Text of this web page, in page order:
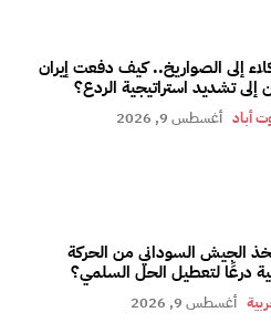
إلى الصواريخ.. كيف دفعت إيران
تشديد استراتيجية الردع؟
أباد أغسطس 9, 2026
الجيش السوداني من الحركة
درعًا لتعطيل الحل السلمي؟
أغسطس 9, 2026